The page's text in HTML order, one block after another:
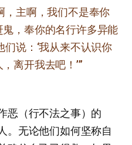
，主啊，我们不是奉你
，奉你的名行许多异能
们说：‘我从来不认识你
离开我去吧！’”
恶（行不法之事）的
。无论他们如何坚称自